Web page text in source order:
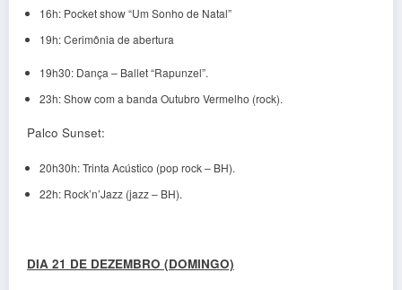
16h: Pocket show “Um Sonho de Natal”
19h: Cerimônia de abertura
19h30: Dança – Ballet “Rapunzel”.
23h: Show com a banda Outubro Vermelho (rock).
Palco Sunset:
20h30h: Trinta Acústico (pop rock – BH).
22h: Rock’n’Jazz (jazz – BH).
DIA 21 DE DEZEMBRO (DOMINGO)